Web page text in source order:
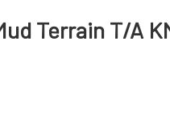
Terrain T/A